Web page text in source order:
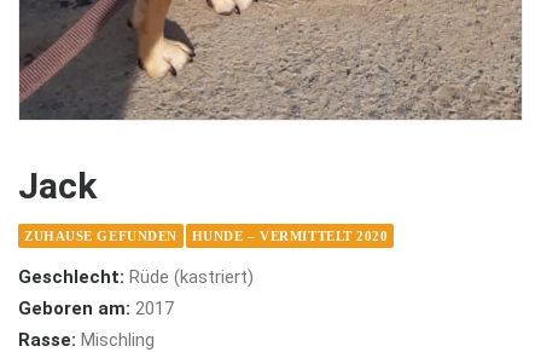
Jack
ZUHAUSE GEFUNDEN HUNDE – VERMITTELT 2020
Geschlecht: Rüde (kastriert)
Geboren am: 2017
Rasse: Mischling